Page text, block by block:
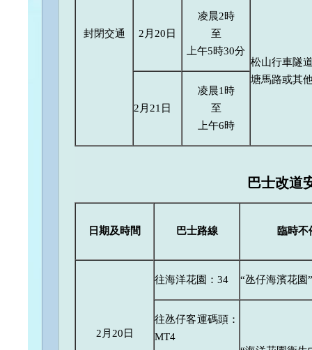
封閉交通 2月20日
凌晨2時
至
上午5時30分
松山行車隧
塘馬路或其
2月21日
凌晨1時
至
上午6時
巴士改道
日期及時間 巴士路線 臨時不
2月20日
往海洋花園：34 “氹仔海濱花園
往氹仔客運碼頭：
MT4